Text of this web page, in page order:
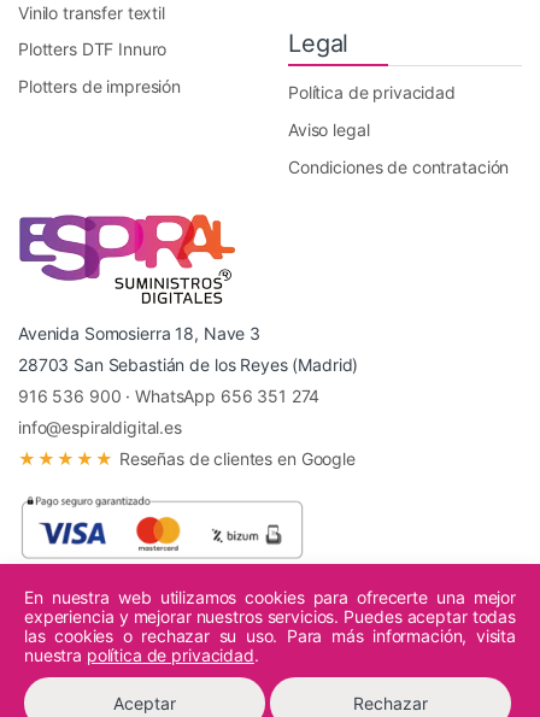
Vinilo transfer textil
Plotters DTF Innuro
Plotters de impresión
Legal
Política de privacidad
Aviso legal
Condiciones de contratación
Avenida Somosierra 18, Nave 3
28703 San Sebastián de los Reyes (Madrid)
916 536 900 ·WhatsApp 656 351 274
info@espiraldigital.es
★★★★★ Reseñas de clientes en Google
© 2026 Espiral Digital - Todos los derechos reservados.
En nuestra web utilizamos cookies para ofrecerte una mejor
experiencia y mejorar nuestros servicios. Puedes aceptar todas
las cookies o rechazar su uso. Para más información, visita
nuestra política de privacidad.
Aceptar Rechazar